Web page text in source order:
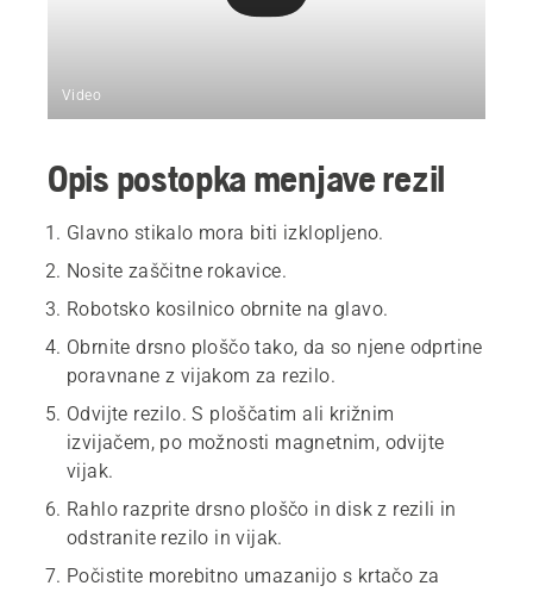
Video
Opis postopka menjave rezil
Glavno stikalo mora biti izklopljeno.
Nosite zaščitne rokavice.
Robotsko kosilnico obrnite na glavo.
Obrnite drsno ploščo tako, da so njene odprtine
poravnane z vijakom za rezilo.
Odvijte rezilo. S ploščatim ali križnim
izvijačem, po možnosti magnetnim, odvijte
vijak.
Rahlo razprite drsno ploščo in disk z rezili in
odstranite rezilo in vijak.
Počistite morebitno umazanijo s krtačo za